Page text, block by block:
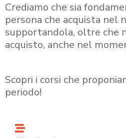
Crediamo che sia
persona che acquista nel
supportandola, oltre che
acquisto, anche nel
Scopri i corsi che
periodo!